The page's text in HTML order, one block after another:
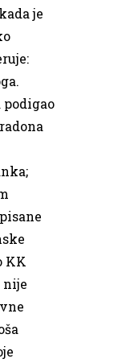
je
podigao
KK
nije